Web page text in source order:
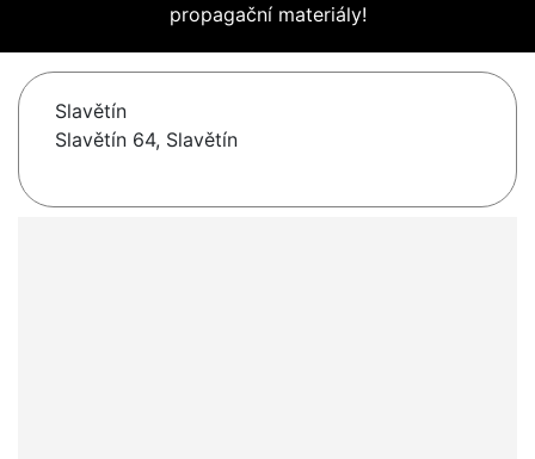
propagační materiály!
Slavětín
Slavětín 64, Slavětín